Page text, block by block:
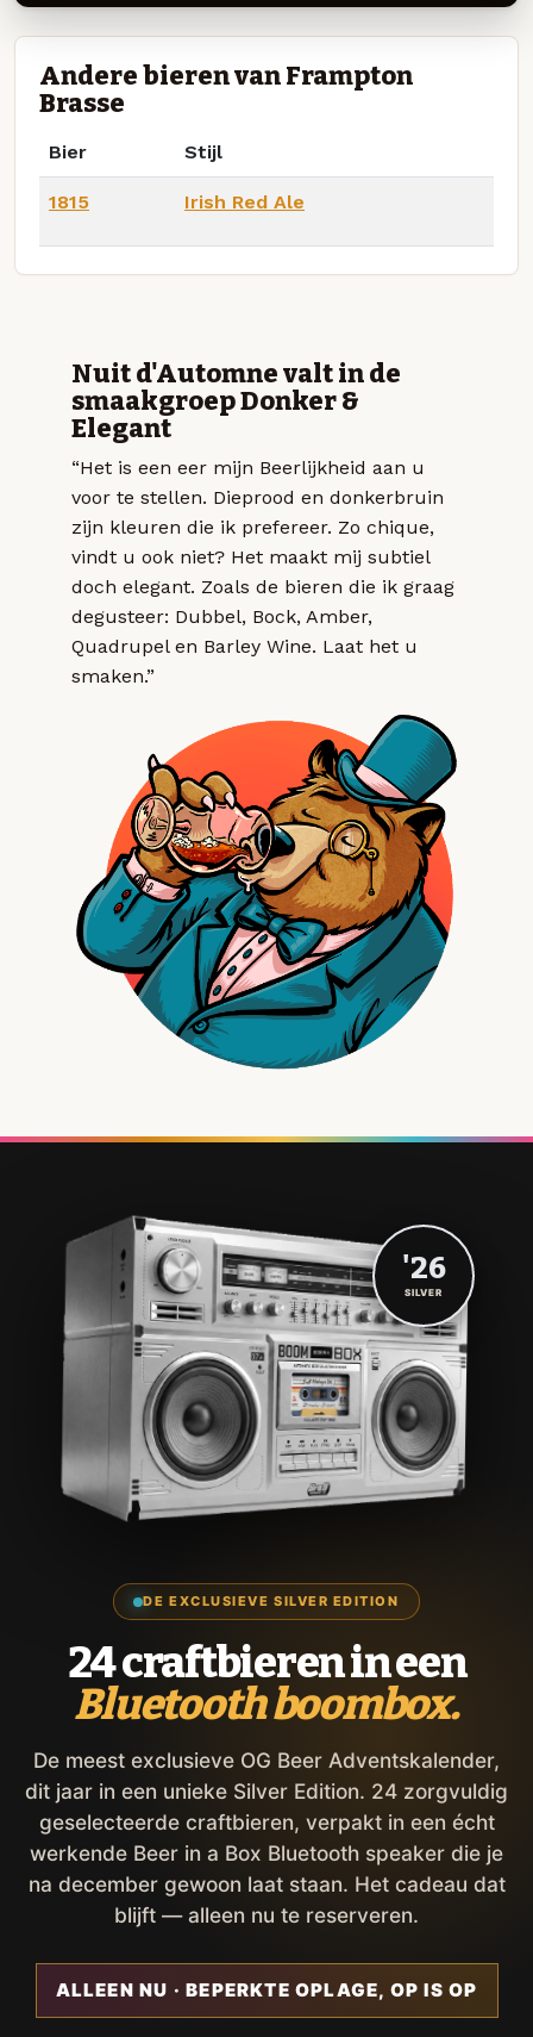
Andere bieren van Frampton
Brasse
Bier Stijl
1815 Irish Red Ale
Nuit d'Automne valt in de
smaakgroep Donker &
Elegant
“Het is een eer mijn Beerlijkheid aan u
voor te stellen. Dieprood en donkerbruin
zijn kleuren die ik prefereer. Zo chique,
vindt u ook niet? Het maakt mij subtiel
doch elegant. Zoals de bieren die ik graag
degusteer: Dubbel, Bock, Amber,
Quadrupel en Barley Wine. Laat het u
smaken.”
DE EXCLUSIEVE SILVER EDITION
24 craftbieren in een
Bluetooth boombox.
De meest exclusieve OG Beer Adventskalender,
dit jaar in een unieke Silver Edition. 24 zorgvuldig
geselecteerde craftbieren, verpakt in een écht
werkende Beer in a Box Bluetooth speaker die je
na december gewoon laat staan. Het cadeau dat
blijft — alleen nu te reserveren.
ALLEEN NU · BEPERKTE OPLAGE, OP IS OP
'26
SILVER